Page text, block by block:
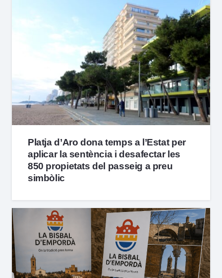
Platja d’Aro dona temps a l’Estat per
aplicar la sentència i desafectar les
850 propietats del passeig a preu
simbòlic